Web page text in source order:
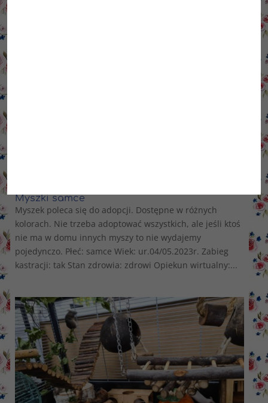
Myszki samce
Myszek poleca się do adopcji. Dostępne w różnych
kolorach. Nie trzeba adoptować wszystkich, ale jeśli ktoś
nie ma w domu innych myszy to nie wydajemy
pojedynczo. Płeć: samce Wiek: ur.04/05.2023r. Zabieg
kastracji: tak Stan zdrowia: zdrowi Opiekun wirtualny:...